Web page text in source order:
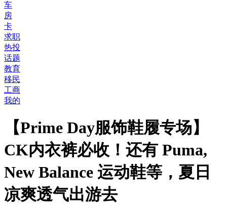
车
房
卡
求职
热投
话题
教育
移民
工商
我的
【Prime Day服饰鞋履专场】
CK内衣裤必收！还有 Puma,
New Balance 运动鞋等，夏日
凉爽透气出游去